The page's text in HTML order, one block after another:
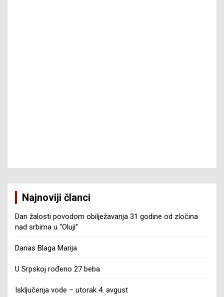
Najnoviji članci
Dan žalosti povodom obilježavanja 31 godine od zločina
nad srbima u “Oluji”
Danas Blaga Marija
U Srpskoj rođeno 27 beba
Isključenja vode – utorak 4. avgust